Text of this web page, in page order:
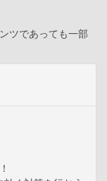
ツであっても一部